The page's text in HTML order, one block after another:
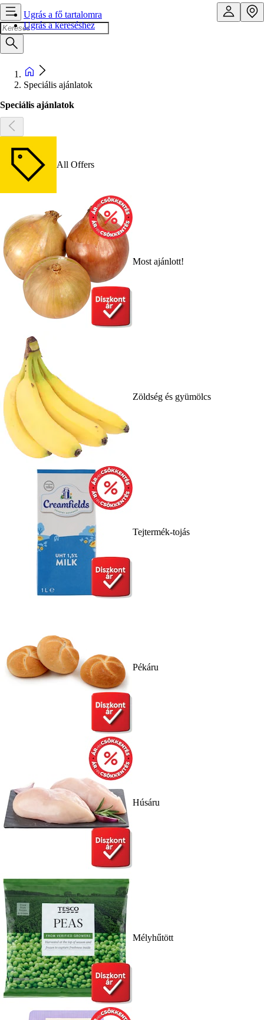
Ugrás a fő tartalomra
Ugrás a kereséshez
Speciális ajánlatok
Speciális ajánlatok
All Offers
Most ajánlott!
Zöldség és gyümölcs
Tejtermék-tojás
Pékáru
Húsáru
Mélyhűtött